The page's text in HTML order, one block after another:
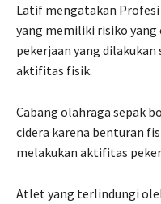
Latif mengatakan
yang memiliki risiko
pekerjaan yang
aktifitas fisik.
Cabang olahraga sepak
cidera karena benturan
melakukan aktifitas
Atlet yang terlindungi